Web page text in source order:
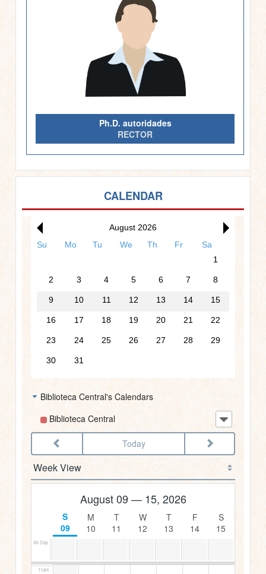
Ph.D. autoridades
RECTOR
CALENDAR
August 2026
Su
Mo Tu We Th Fr
Sa
1
2 3 4 5 6 7 8
9 10 11 12 13 14 15
16 17 18 19 20 21 22
23 24 25 26 27 28 29
30 31
Biblioteca Central's Calendars
Biblioteca Central
Today
August 09 — 15, 2026
09 10 11 12 13 14 15
All Day
12am
3am
6am
11am